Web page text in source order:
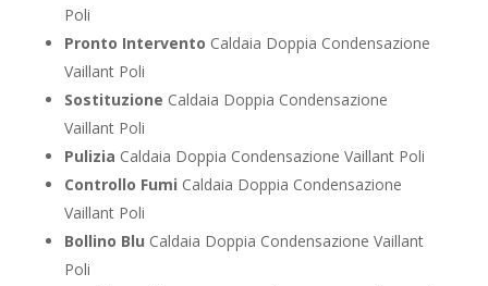
Poli
Pronto Intervento Caldaia Doppia Condensazione
Vaillant Poli
Sostituzione Caldaia Doppia Condensazione
Vaillant Poli
Pulizia Caldaia Doppia Condensazione Vaillant Poli
Controllo Fumi Caldaia Doppia Condensazione
Vaillant Poli
Bollino Blu Caldaia Doppia Condensazione Vaillant
Poli